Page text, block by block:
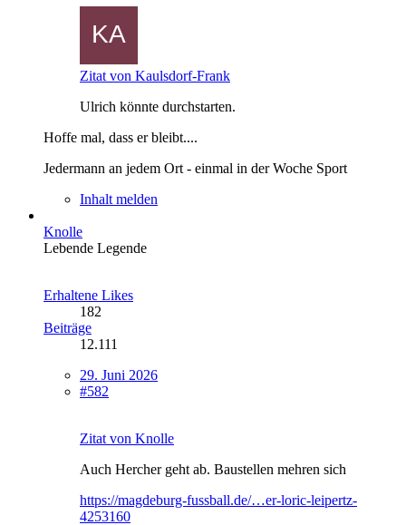
Zitat von Kaulsdorf-Frank
Ulrich könnte durchstarten.
Hoffe mal, dass er bleibt....
Jedermann an jedem Ort - einmal in der Woche Sport
Inhalt melden
Knolle
Lebende Legende
Erhaltene Likes
182
Beiträge
12.111
29. Juni 2026
#582
Zitat von Knolle
Auch Hercher geht ab. Baustellen mehren sich
https://magdeburg-fussball.de/…er-loric-leipertz-
4253160